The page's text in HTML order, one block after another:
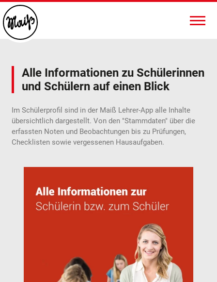
Alle Informationen zu Schülerinnen
und Schülern auf einen Blick
Im Schülerprofil sind in der Maiß Lehrer-App alle Inhalte
übersichtlich dargestellt. Von den "Stammdaten" über die
erfassten Noten und Beobachtungen bis zu Prüfungen,
Checklisten sowie vergessenen Hausaufgaben.